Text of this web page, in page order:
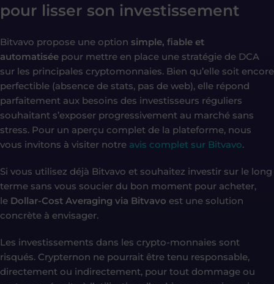
pour lisser son investissement
Bitvavo propose une option simple, fiable et
automatisée pour mettre en place une stratégie de DCA
sur les principales cryptomonnaies. Bien qu’elle soit encore
perfectible (absence de stats, pas de web), elle répond
parfaitement aux besoins des investisseurs réguliers
souhaitant s’exposer progressivement au marché sans
stress. Pour un aperçu complet de la plateforme, nous
vous invitons à visiter notre avis complet sur Bitvavo.
Si vous utilisez déjà Bitvavo et souhaitez investir sur le long
terme sans vous soucier du bon moment pour acheter,
le Dollar-Cost Averaging via Bitvavo est une solution
concrète à envisager.
Les investissements dans les crypto-monnaies sont
risqués. Crypternon ne pourrait être tenu responsable,
directement ou indirectement, pour tout dommage ou